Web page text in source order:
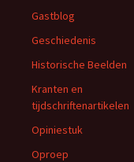
Gastblog
Geschiedenis
Historische Beelden
Kranten en
tijdschriftenartikelen
Opiniestuk
Oproep